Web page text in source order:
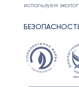
используем